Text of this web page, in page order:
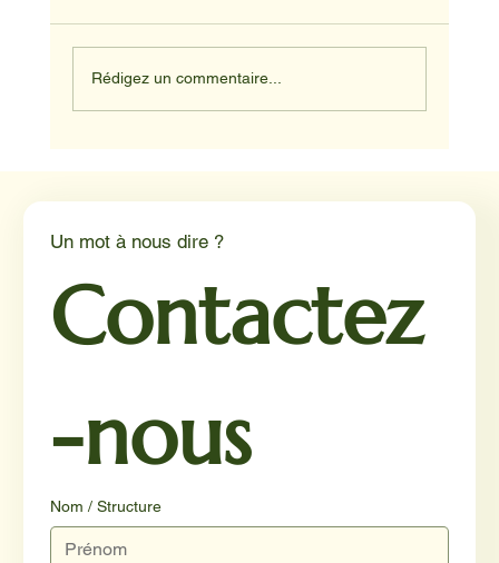
Rédigez un commentaire...
Un mot à nous dire ?
Contactez
-nous
Nom / Structure